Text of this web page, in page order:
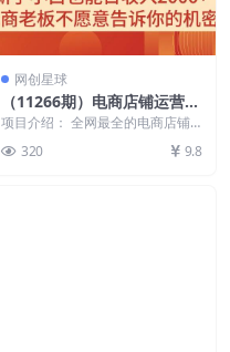
网创星球
（11266期）电商店铺运营教
学，新手小白也能日收入200
0+，电商老板不愿意告诉你
的机密
项目介绍： 全网最全的电商店铺
00+，电商老板不...
320 9.8